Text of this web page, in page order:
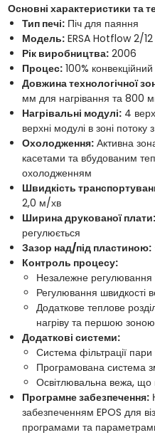
Основні характеристики та
Тип печі:Піч для паяння
Модель:ERSA Hotflow 2/12
Рік виробництва:2006
Процес:100% конвекційний
Довжина технологічної
мм для нагрівання та 800
Нагрівальні модулі:4
верхні модулі в зоні
Охолодження:Активна
касетами та вбудованим
охолодженням
Швидкість
2,0 м/хв
Ширина друкованої плати:
регулюється
Зазор над/під пластиною:
Контроль процесу:
Незалежне регулювання
Регулювання швидкості
Додаткове теплове
нагріву та першою
Додаткові системи:
Система фільтрації
Програмована система
Освітлювальна вежа, що
Програмне забезпечення:
забезпеченням EPOS для
програмами та